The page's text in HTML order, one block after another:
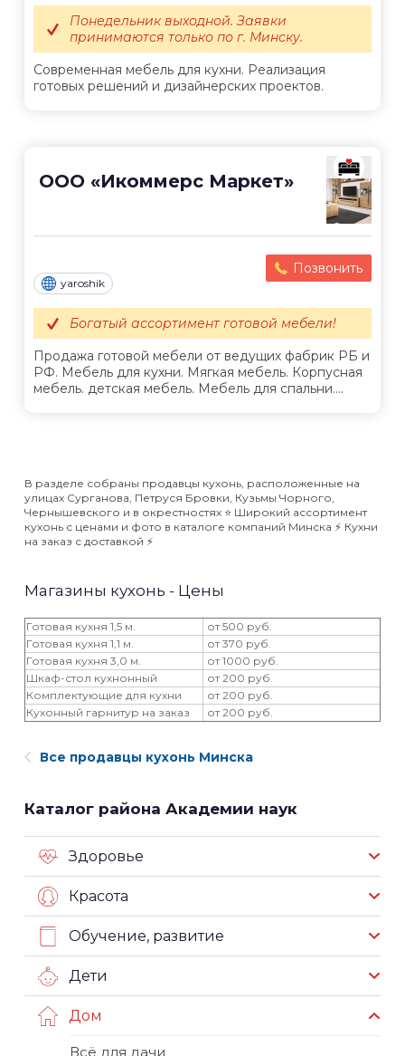
Современная мебель для кухни. Реализация
готовых решений и дизайнерских проектов.
Понедельник выходной. Заявки
принимаются только по г. Минску.
ООО «Икоммерс Маркет»
Позвонить
yaroshik
Продажа готовой мебели от ведущих фабрик РБ и
РФ. Мебель для кухни. Мягкая мебель. Корпусная
мебель. детская мебель. Мебель для спальни....
Богатый ассортимент готовой мебели!
В разделе собраны продавцы кухонь, расположенные на
улицах Сурганова, Петруся Бровки, Кузьмы Чорного,
Чернышевского и в окрестностях ⭐️ Широкий ассортимент
кухонь с ценами и фото в каталоге компаний Минска ⚡️ Кухни
на заказ с доставкой ⚡️
Магазины кухонь - Цены
Готовая кухня 1,5 м.
от 500 руб.
Готовая кухня 1,1 м.
от 370 руб.
Готовая кухня 3,0 м.
от 1000 руб.
Шкаф-стол кухнонный
от 200 руб.
Комплектующие для кухни
от 200 руб.
Кухонный гарнитур на заказ
от 200 руб.
Все продавцы кухонь Минска
Каталог района Академии наук
Здоровье
Красота
Обучение, развитие
Дети
Дом
Всё для дачи